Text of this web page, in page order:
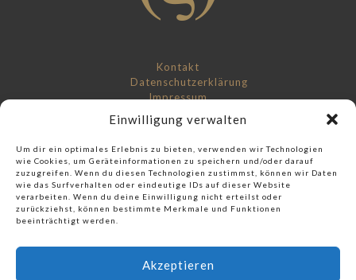
Einwilligung verwalten
Um dir ein optimales Erlebnis zu bieten, verwenden wir Technologien
wie Cookies, um Geräteinformationen zu speichern und/oder darauf
zuzugreifen. Wenn du diesen Technologien zustimmst, können wir Daten
wie das Surfverhalten oder eindeutige IDs auf dieser Website
verarbeiten. Wenn du deine Einwilligung nicht erteilst oder
zurückziehst, können bestimmte Merkmale und Funktionen
beeinträchtigt werden.
Akzeptieren
Kontakt
Datenschutzerklärung
Impressum
Check out our music label:
Score And More Music